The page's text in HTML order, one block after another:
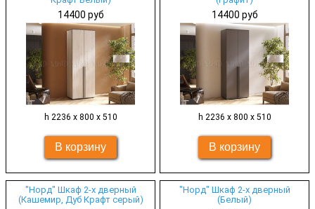
14400 руб
h 2236 х 800 х 510
14400 руб
h 2236 х 800 х 510
"Норд" Шкаф 2-х дверный
(Кашемир, Дуб Крафт серый)
"Норд" Шкаф 2-х дверный
(Белый)